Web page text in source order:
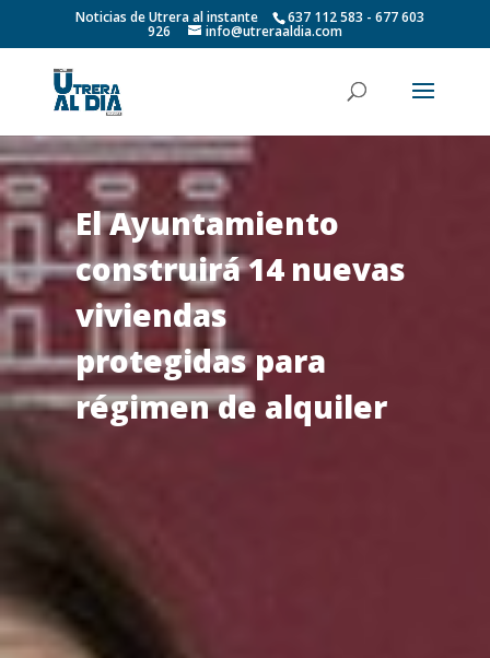
Noticias de Utrera al instante 637 112 583 - 677 603
926 info@utreraaldia.com
El Ayuntamiento
construirá 14 nuevas
viviendas
protegidas para
régimen de alquiler